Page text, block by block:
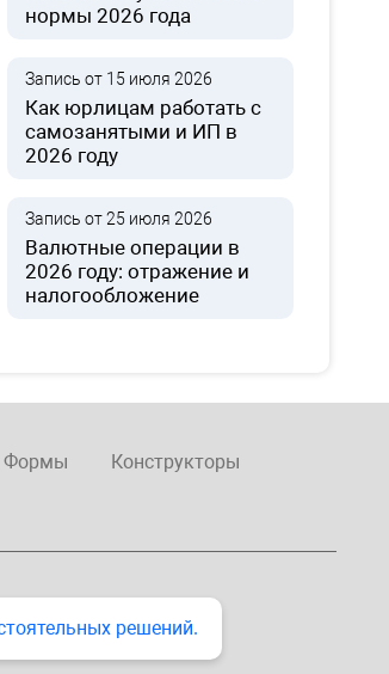
нормы 2026 года
Запись от 15 июля 2026
Как юрлицам работать с
самозанятыми и ИП в
2026 году
Запись от 25 июля 2026
Валютные операции в
2026 году: отражение и
налогообложение
Формы Конструкторы
решений.